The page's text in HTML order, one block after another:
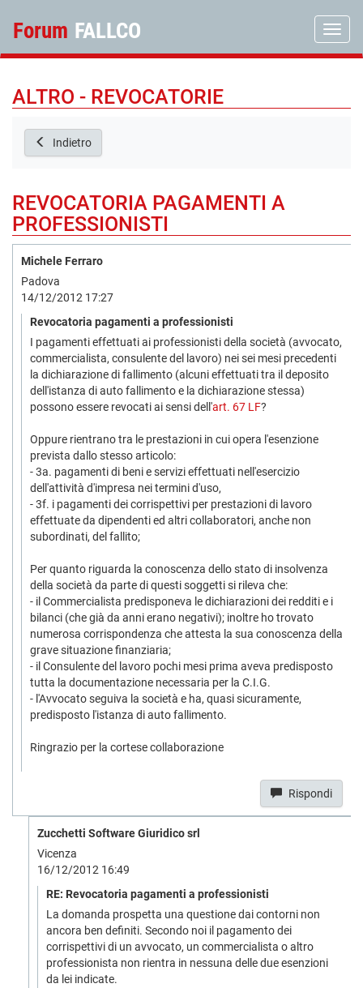
Forum FALLCO
ALTRO - REVOCATORIE
Indietro
REVOCATORIA PAGAMENTI A
PROFESSIONISTI
Michele Ferraro
Padova
14/12/2012 17:27
Revocatoria pagamenti a professionisti
I pagamenti effettuati ai professionisti della società (avvocato,
commercialista, consulente del lavoro) nei sei mesi precedenti
la dichiarazione di fallimento (alcuni effettuati tra il deposito
dell'istanza di auto fallimento e la dichiarazione stessa)
possono essere revocati ai sensi dell'art. 67 LF?
Oppure rientrano tra le prestazioni in cui opera l'esenzione
prevista dallo stesso articolo:
- 3a. pagamenti di beni e servizi effettuati nell'esercizio
dell'attività d'impresa nei termini d'uso,
- 3f. i pagamenti dei corrispettivi per prestazioni di lavoro
effettuate da dipendenti ed altri collaboratori, anche non
subordinati, del fallito;
Per quanto riguarda la conoscenza dello stato di insolvenza
della società da parte di questi soggetti si rileva che:
- il Commercialista predisponeva le dichiarazioni dei redditi e i
bilanci (che già da anni erano negativi); inoltre ho trovato
numerosa corrispondenza che attesta la sua conoscenza della
grave situazione finanziaria;
- il Consulente del lavoro pochi mesi prima aveva predisposto
tutta la documentazione necessaria per la C.I.G.
- l'Avvocato seguiva la società e ha, quasi sicuramente,
predisposto l'istanza di auto fallimento.
Ringrazio per la cortese collaborazione
Rispondi
Zucchetti Software Giuridico srl
Vicenza
16/12/2012 16:49
RE: Revocatoria pagamenti a professionisti
La domanda prospetta una questione dai contorni non
ancora ben definiti. Secondo noi il pagamento dei
corrispettivi di un avvocato, un commercialista o altro
professionista non rientra in nessuna delle due esenzioni
da lei indicate.